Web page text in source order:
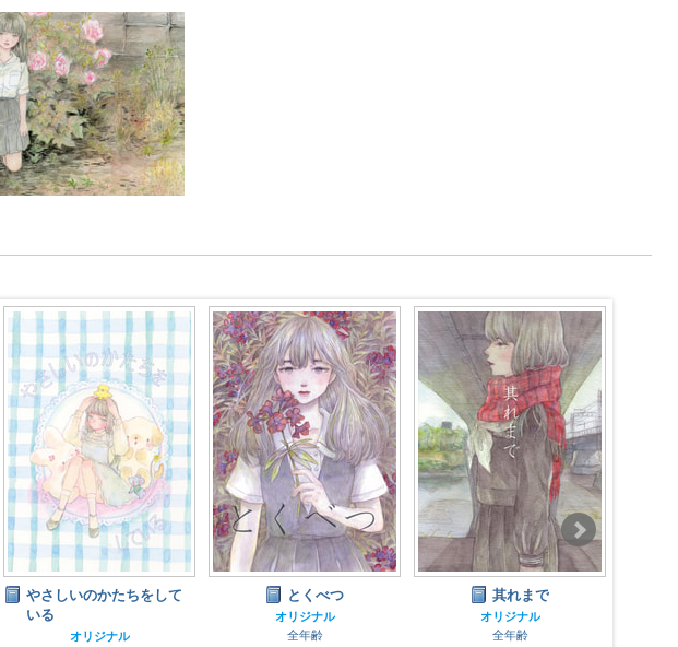
やさしいのかたちをして
いる
オリジナル
とくべつ
オリジナル
全年齢
其れまで
オリジナル
全年齢